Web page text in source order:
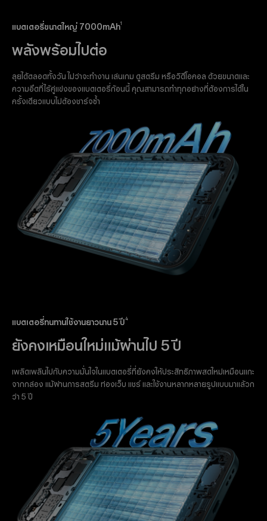
แบตเตอรี่ขนาดใหญ่ 7000mAh1
พลังพร้อมไปต่อ
ลุยได้ตลอดทั้งวัน ไม่ว่าจะทำงาน เล่นเกม ดูสตรีม หรือวิดีโอคอล ด้วยขนาดและ
ความอึดที่ไร้คู่แข่งของแบตเตอรี่ก้อนนี้ คุณสามารถทำทุกอย่างที่ต้องการได้ใน
ครั้งเดียวแบบไม่ต้องชาร์จซ้ำ
แบตเตอรี่ทนทานใช้งานยาวนาน 5 ปี4
ยังคงเหมือนใหม่แม้ผ่านไป 5 ปี
เพลิดเพลินไปกับความมั่นใจในแบตเตอรี่ที่ยังคงให้ประสิทธิภาพสดใหม่เหมือนแกะ
จากกล่อง แม้ผ่านการสตรีม ท่องเว็บ แชร์ และใช้งานหลากหลายรูปแบบมาแล้วก
ว่า 5 ปี